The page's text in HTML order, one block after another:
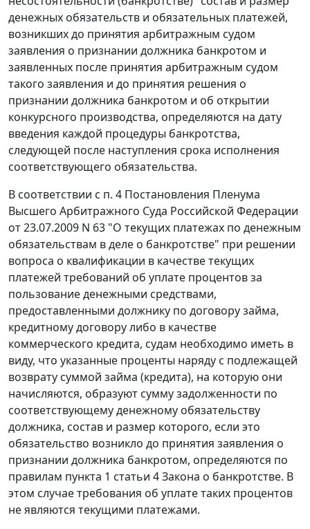
денежных обязательств и обязательных платежей,
возникших до принятия арбитражным судом
заявления о признании должника банкротом и
заявленных после принятия арбитражным судом
такого заявления и до принятия решения о
признании должника банкротом и об открытии
конкурсного производства, определяются на дату
введения каждой процедуры банкротства,
следующей после наступления срока исполнения
соответствующего обязательства.
В соответствии с п. 4 Постановления Пленума
Высшего Арбитражного Суда Российской Федерации
от 23.07.2009 N 63 "О текущих платежах по денежным
обязательствам в деле о банкротстве" при решении
вопроса о квалификации в качестве текущих
платежей требований об уплате процентов за
пользование денежными средствами,
предоставленными должнику по договору займа,
кредитному договору либо в качестве
коммерческого кредита, судам необходимо иметь в
виду, что указанные проценты наряду с подлежащей
возврату суммой займа (кредита), на которую они
начисляются, образуют сумму задолженности по
соответствующему денежному обязательству
должника, состав и размер которого, если это
обязательство возникло до принятия заявления о
признании должника банкротом, определяются по
правилам пункта 1 статьи 4Закона о банкротстве. В
этом случае требования об уплате таких процентов
не являются текущими платежами.